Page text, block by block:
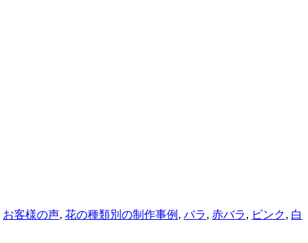
お客様の声, 花の種類別の制作事例 , バラ, 赤バラ, ピンク, 白